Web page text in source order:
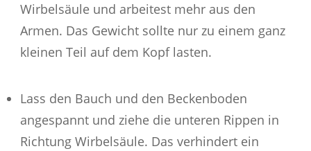
Wirbelsäule und arbeitest mehr aus den
Armen. Das Gewicht sollte nur zu einem ganz
kleinen Teil auf dem Kopf lasten.
Lass den Bauch und den Beckenboden
angespannt und ziehe die unteren Rippen in
Richtung Wirbelsäule. Das verhindert ein